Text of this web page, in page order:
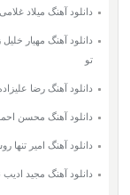
دانلود آهنگ میلاد
دانلود آهنگ مهیار
تو
دانلود آهنگ رضا
دانلود آهنگ محسن
دانلود آهنگ امیر تنها
دانلود آهنگ مجید ادیب